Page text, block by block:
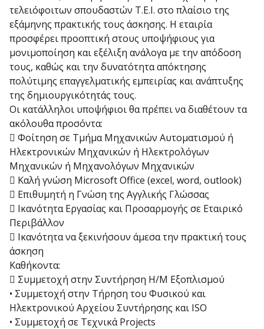
τελειόφοιτων σπουδαστών Τ.Ε.Ι. στο πλαίσιο της
εξάμηνης πρακτικής τους άσκησης. Η εταιρία
προσφέρει προοπτική στους υποψήφιους για
μονιμοποίηση και εξέλιξη ανάλογα με την απόδοση
τους, καθώς και την δυνατότητα απόκτησης
πολύτιμης επαγγελματικής εμπειρίας και ανάπτυξης
της δημιουργικότητάς τους.
Οι κατάλληλοι υποψήφιοι θα πρέπει να διαθέτουν τα
ακόλουθα προσόντα:
 Φοίτηση σε Τμήμα Μηχανικών Αυτοματισμού ή
Ηλεκτρονικών Μηχανικών ή Ηλεκτρολόγων
Μηχανικών ή Μηχανολόγων Μηχανικών
 Καλή γνώση Microsoft Office (excel, word, outlook)
 Επιθυμητή η Γνώση της Αγγλικής Γλώσσας
 Ικανότητα Εργασίας και Προσαρμογής σε Εταιρικό
Περιβάλλον
 Ικανότητα να ξεκινήσουν άμεσα την πρακτική τους
άσκηση
Καθήκοντα:
 Συμμετοχή στην Συντήρηση Η/Μ Εξοπλισμού
• Συμμετοχή στην Τήρηση του Φυσικού και
Ηλεκτρονικού Αρχείου Συντήρησης και ISO
• Συμμετοχή σε Τεχνικά Projects